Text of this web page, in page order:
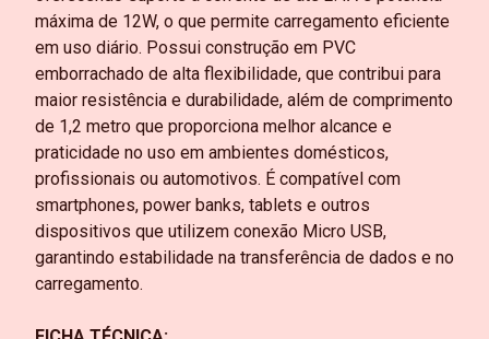
máxima de 12W, o que permite carregamento eficiente
em uso diário. Possui construção em PVC
emborrachado de alta flexibilidade, que contribui para
maior resistência e durabilidade, além de comprimento
de 1,2 metro que proporciona melhor alcance e
praticidade no uso em ambientes domésticos,
profissionais ou automotivos. É compatível com
smartphones, power banks, tablets e outros
dispositivos que utilizem conexão Micro USB,
garantindo estabilidade na transferência de dados e no
carregamento.